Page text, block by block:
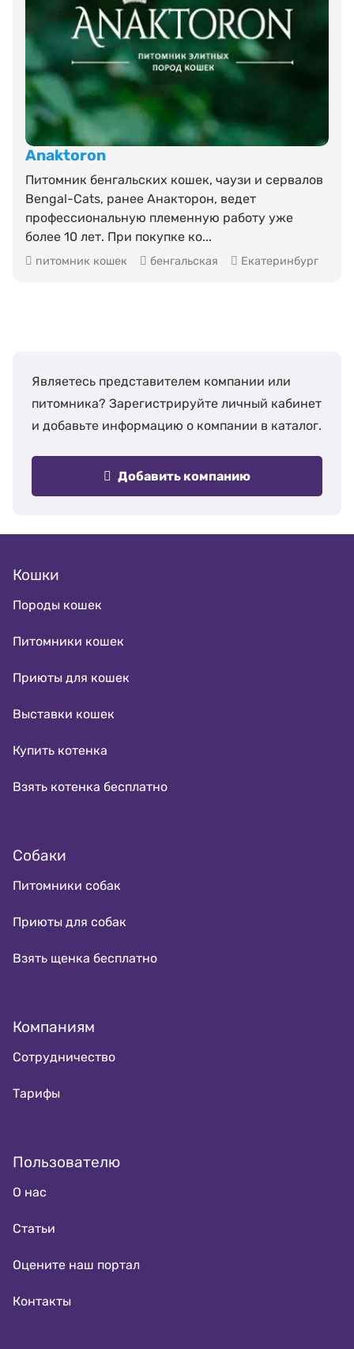
Anaktoron
Питомник бенгальских кошек, чаузи и сервалов
Bengal-Cats, ранее Анакторон, ведет
профессиональную племенную работу уже
более 10 лет. При покупке ко...
питомник кошек бенгальская Екатеринбург
Являетесь представителем компании или
питомника? Зарегистрируйте личный кабинет
и добавьте информацию о компании в каталог.
Добавить компанию
Кошки
Породы кошек
Питомники кошек
Приюты для кошек
Выставки кошек
Купить котенка
Взять котенка бесплатно
Собаки
Питомники собак
Приюты для собак
Взять щенка бесплатно
Компаниям
Сотрудничество
Тарифы
Пользователю
О нас
Статьи
Оцените наш портал
Контакты